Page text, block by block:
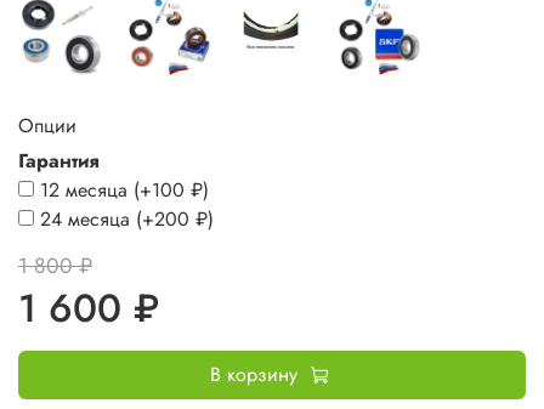
Опции
Гарантия
12 месяца (+100 ₽)
24 месяца (+200 ₽)
1 800 ₽
1 600 ₽
В корзину